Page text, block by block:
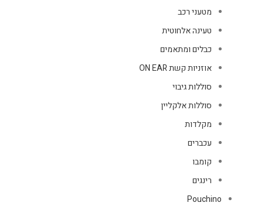
מטעני רכב
טעינה אלחוטית
כבלים ומתאמים
אוזניות קשת ON EAR
סוללות גיבוי
סוללות אלקליין
מקלדות
עכברים
קומבו
רינגים
Pouchino